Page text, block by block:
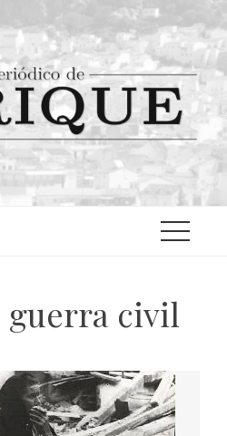
guerra civil